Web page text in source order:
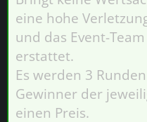
eine hohe
und das Event-
erstattet.
Es werden 3
Gewinner der
einen Preis.